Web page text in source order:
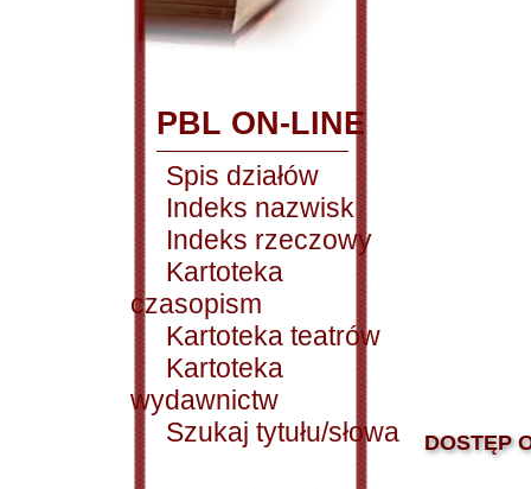
PBL ON-LINE
Spis działów
Indeks nazwisk
Indeks rzeczowy
Kartoteka
czasopism
Kartoteka teatrów
Kartoteka
wydawnictw
Szukaj tytułu/słowa
DOSTĘP